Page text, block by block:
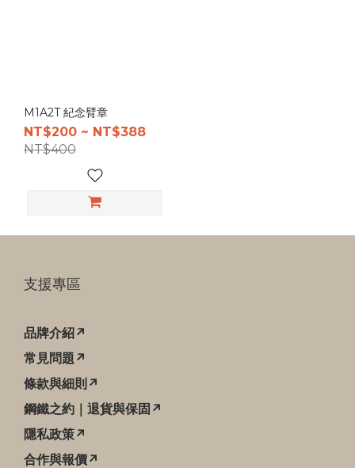
M1A2T 紀念臂章
NT$200 ~ NT$388
NT$400
支援專區
品牌介紹↗
常見問題↗
條款與細則↗
鋼鐵之約｜退貨與保固↗
隱私政策↗
合作與報價↗